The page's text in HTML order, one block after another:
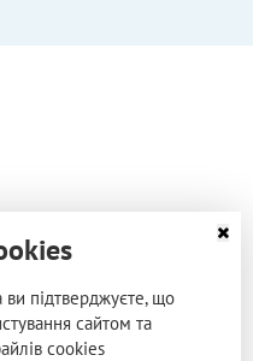
підтверджуєте, що
сайтом та
cookies